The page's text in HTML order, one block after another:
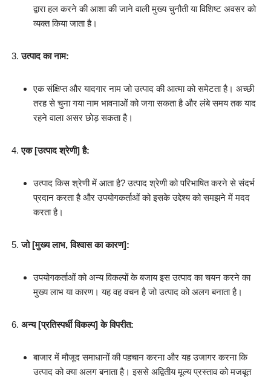
द्वारा हल करने की आशा की जाने वाली मुख्य चुनौती या विशिष्ट अवसर को
व्यक्त किया जाता है।
उत्पाद का नाम:
एक संक्षिप्त और यादगार नाम जो उत्पाद की आत्मा को समेटता है। अच्छी
तरह से चुना गया नाम भावनाओं को जगा सकता है और लंबे समय तक याद
रहने वाला असर छोड़ सकता है।
एक [उत्पाद श्रेणी] है:
उत्पाद किस श्रेणी में आता है? उत्पाद श्रेणी को परिभाषित करने से संदर्भ
प्रदान करता है और उपयोगकर्ताओं को इसके उद्देश्य को समझने में मदद
करता है।
जो [मुख्य लाभ, विश्वास का कारण]:
उपयोगकर्ताओं को अन्य विकल्पों के बजाय इस उत्पाद का चयन करने का
मुख्य लाभ या कारण। यह वह वचन है जो उत्पाद को अलग बनाता है।
अन्य [प्रतिस्पर्धी विकल्प] के विपरीत:
बाजार में मौजूद समाधानों की पहचान करना और यह उजागर करना कि
उत्पाद को क्या अलग बनाता है। इससे अद्वितीय मूल्य प्रस्ताव को मजबूत